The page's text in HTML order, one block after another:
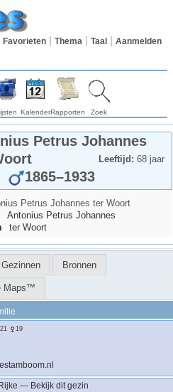
Favorieten Thema Taal Aanmelden
KalenderRapporten Zoek
Petrus Johannes
Leeftijd: 68 jaar
1865–1933
Petrus Johannes ter Woort
Antonius Petrus Johannes
ter Woort
Gezinnen Bronnen
Maps™
21 19
Rijke — Bekijk dit gezin